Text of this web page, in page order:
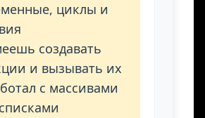
циклы и
создавать
и вызывать их
с массивами